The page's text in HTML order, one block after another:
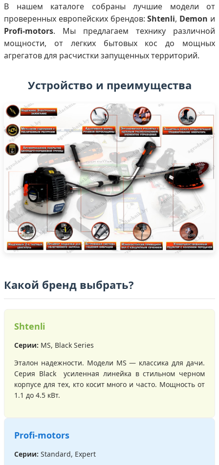
В нашем каталоге собраны лучшие модели от
проверенных европейских брендов:Shtenli, Demon и
Profi-motors. Мы предлагаем технику различной
мощности, от легких бытовых кос до мощных
агрегатов для расчистки запущенных территорий.
Устройство и преимущества
Какой бренд выбрать?
Shtenli
Серии: MS, Black Series
Эталон надежности. Модели MS — классика для дачи.
Серия Black усиленная линейка в стильном черном
корпусе для тех, кто косит много и часто. Мощность от
1.1 до 4.5 кВт.
Profi-motors
Серии: Standard, Expert